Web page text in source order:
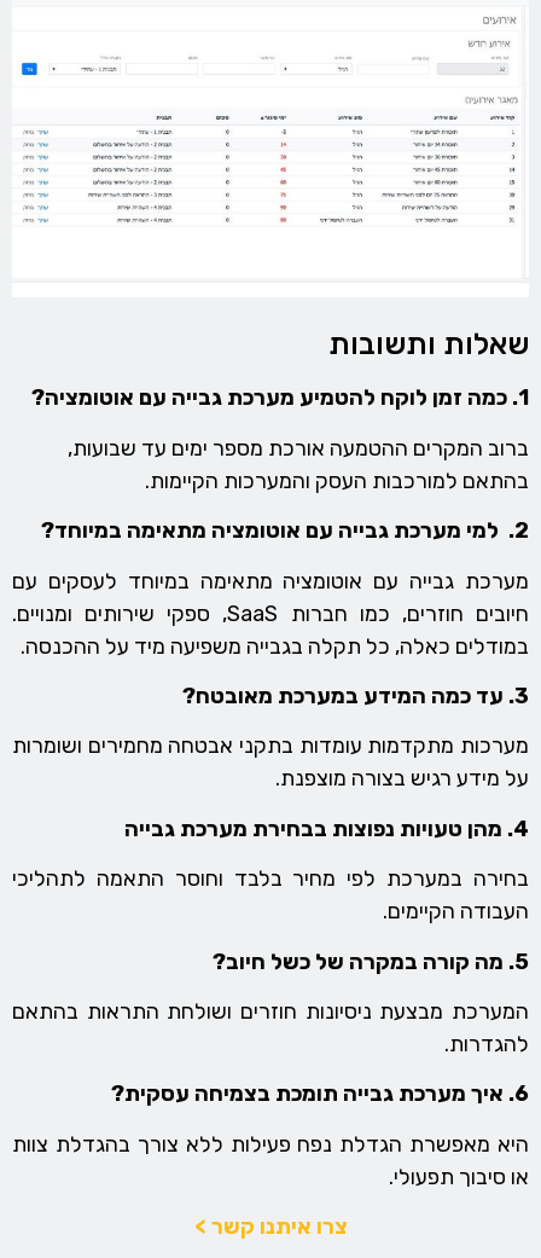
שאלות ותשובות
1. כמה זמן לוקח להטמיע מערכת גבייה עם אוטומציה?
ברוב המקרים ההטמעה אורכת מספר ימים עד שבועות,
בהתאם למורכבות העסק והמערכות הקיימות.
2. למי מערכת גבייה עם אוטומציה מתאימה במיוחד?
מערכת גבייה עם אוטומציה מתאימה במיוחד לעסקים עם
חיובים חוזרים, כמו חברות SaaS, ספקי שירותים ומנויים.
במודלים כאלה, כל תקלה בגבייה משפיעה מיד על ההכנסה.
3. עד כמה המידע במערכת מאובטח?
מערכות מתקדמות עומדות בתקני אבטחה מחמירים ושומרות
על מידע רגיש בצורה מוצפנת.
4. מהן טעויות נפוצות בבחירת מערכת גבייה
בחירה במערכת לפי מחיר בלבד וחוסר התאמה לתהליכי
העבודה הקיימים.
5. מה קורה במקרה של כשל חיוב?
המערכת מבצעת ניסיונות חוזרים ושולחת התראות בהתאם
להגדרות.
6. איך מערכת גבייה תומכת בצמיחה עסקית?
היא מאפשרת הגדלת נפח פעילות ללא צורך בהגדלת צוות
או סיבוך תפעולי.
צרו איתנו קשר >